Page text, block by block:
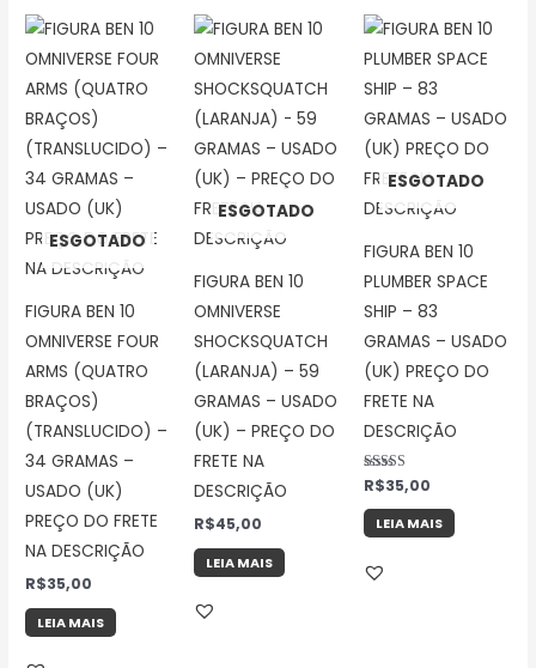
ESGOTADO
FIGURA BEN 10
OMNIVERSE FOUR
ARMS (QUATRO
BRAÇOS)
(TRANSLUCIDO) –
34 GRAMAS –
USADO (UK)
PREÇO DO FRETE
NA DESCRIÇÃO
R$35,00
LEIA MAIS
ESGOTADO
FIGURA BEN 10
OMNIVERSE
SHOCKSQUATCH
(LARANJA) – 59
GRAMAS – USADO
(UK) – PREÇO DO
FRETE NA
DESCRIÇÃO
R$45,00
LEIA MAIS
ESGOTADO
FIGURA BEN 10
PLUMBER SPACE
SHIP – 83
GRAMAS – USADO
(UK) PREÇO DO
FRETE NA
DESCRIÇÃO
Avaliação
5.00
de 5
R$35,00
LEIA MAIS